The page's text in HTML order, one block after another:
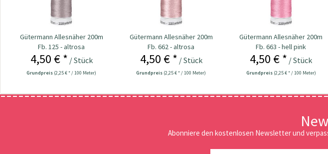
Gütermann Allesnäher 200m
Fb. 125 - altrosa
4,50 € * / Stück
Grundpreis (2,25 € * / 100 Meter)
Gütermann Allesnäher 200m
Fb. 662 - altrosa
4,50 € * / Stück
Grundpreis (2,25 € * / 100 Meter)
Gütermann Allesnäher 200m
Fb. 663 - hell pink
4,50 € * / Stück
Grundpreis (2,25 € * / 100 Meter)
Abonniere den kostenlosen Newsletter und